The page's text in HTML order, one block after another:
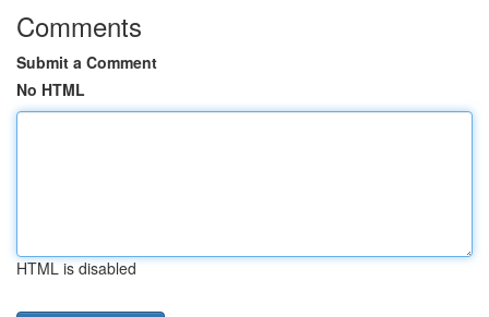
Comments
Submit a Comment
No HTML
HTML is disabled